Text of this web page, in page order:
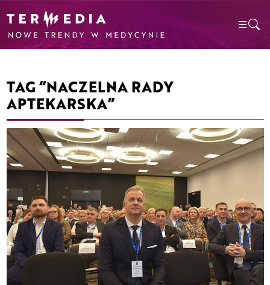
TAG “NACZELNA RADY
APTEKARSKA”